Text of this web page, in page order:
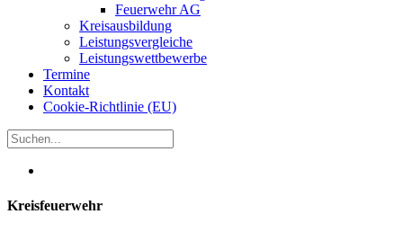
Feuerwehr AG
Kreisausbildung
Leistungsvergleiche
Leistungswettbewerbe
Termine
Kontakt
Cookie-Richtlinie (EU)
Kreisfeuerwehr